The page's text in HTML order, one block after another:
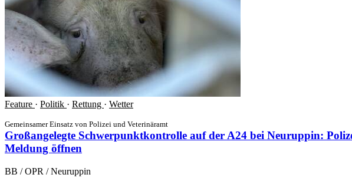
Feature · Politik · Rettung · Wetter
Gemeinsamer Einsatz von Polizei und Veterinäramt
Großangelegte Schwerpunktkontrolle auf der A24 bei Neuruppin:
Meldung öffnen
BB / OPR / Neuruppin